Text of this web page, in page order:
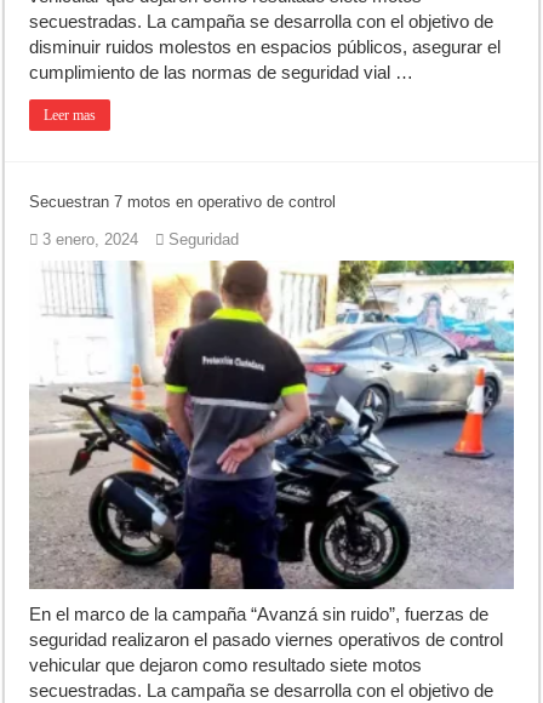
secuestradas. La campaña se desarrolla con el objetivo de
disminuir ruidos molestos en espacios públicos, asegurar el
cumplimiento de las normas de seguridad vial …
Leer mas
Secuestran 7 motos en operativo de control
3 enero, 2024 Seguridad
En el marco de la campaña “Avanzá sin ruido”, fuerzas de
seguridad realizaron el pasado viernes operativos de control
vehicular que dejaron como resultado siete motos
secuestradas. La campaña se desarrolla con el objetivo de